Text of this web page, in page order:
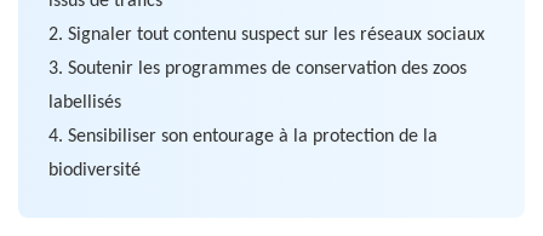
2. Signaler tout contenu suspect sur les réseaux sociaux
3. Soutenir les programmes de conservation des zoos
labellisés
4. Sensibiliser son entourage à la protection de la
biodiversité